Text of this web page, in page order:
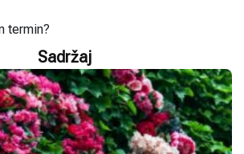
termin?
Sadržaj